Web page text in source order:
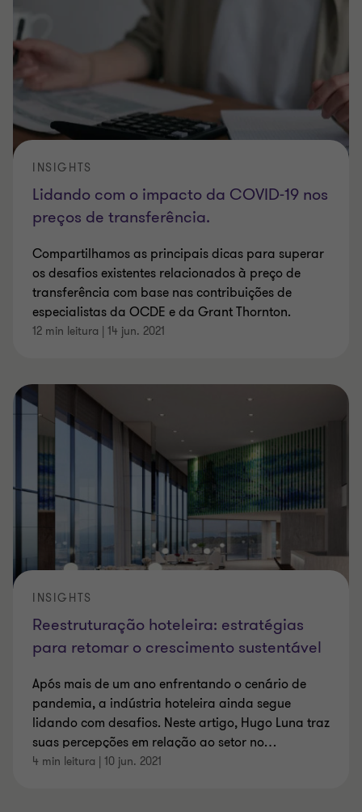
Lidando com o impacto da COVID-19 nos
preços de transferência.
INSIGHTS
Compartilhamos as principais dicas para superar
os desafios existentes relacionados à preço de
transferência com base nas contribuições de
especialistas da OCDE e da Grant Thornton.
12 min leitura | 14 jun. 2021
Reestruturação hoteleira: estratégias
para retomar o crescimento sustentável
INSIGHTS
Após mais de um ano enfrentando o cenário de
pandemia, a indústria hoteleira ainda segue
lidando com desafios. Neste artigo, Hugo Luna traz
suas percepções em relação ao setor no…
4 min leitura | 10 jun. 2021